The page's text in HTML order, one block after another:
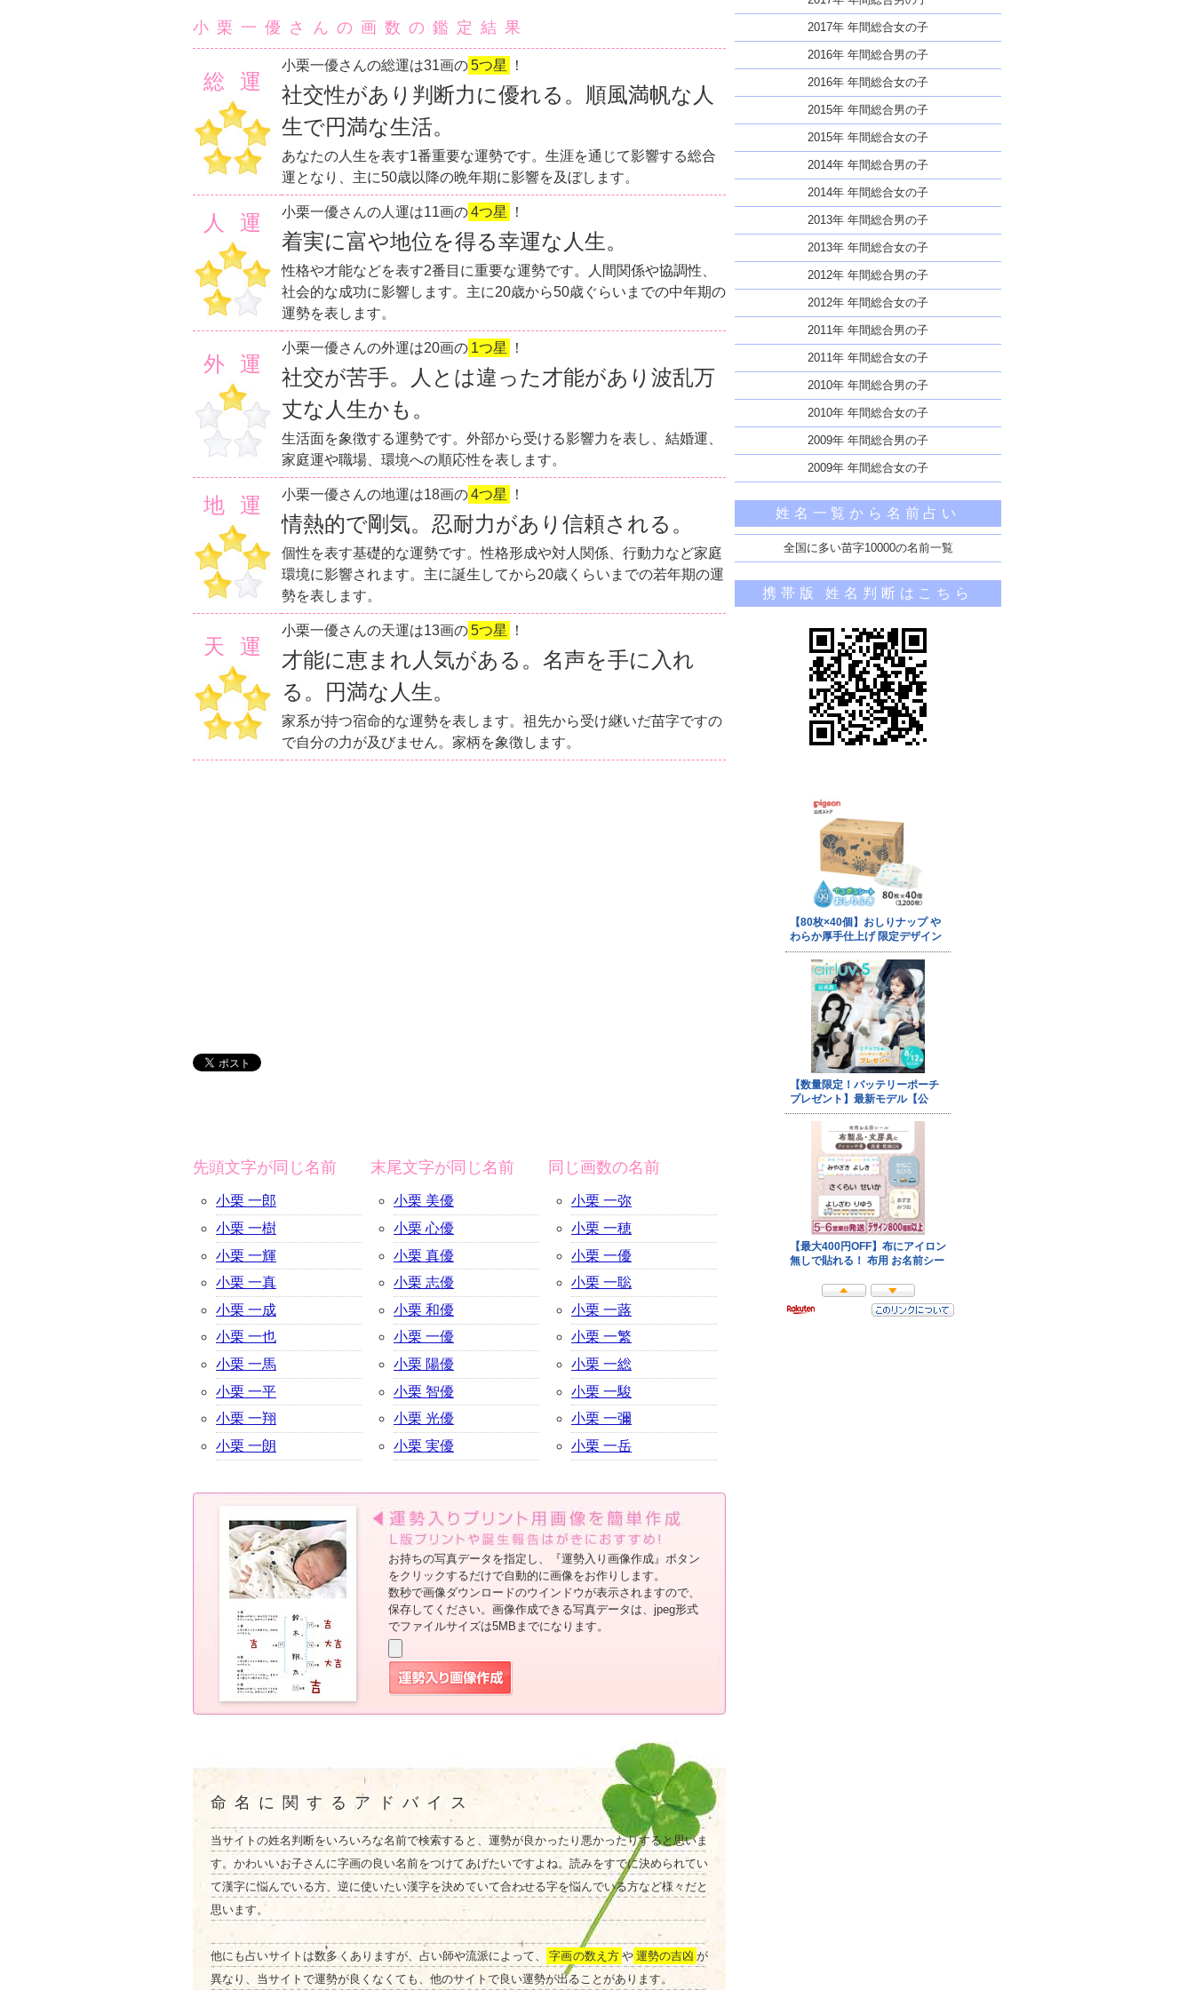
小栗一優さんの画数の鑑定結果
総運
小栗一優さんの総運は31画の5つ星 ！
社交性があり判断力に優れる。順風満帆な人
生で円満な生活。
あなたの人生を表す1番重要な運勢です。生涯を通じて影響する総合
運となり、主に50歳以降の晩年期に影響を及ぼします。
人運 小栗一優さんの人運は11画の4つ星 ！
着実に富や地位を得る幸運な人生。
性格や才能などを表す2番目に重要な運勢です。人間関係や協調性、
社会的な成功に影響します。主に20歳から50歳ぐらいまでの中年期の
運勢を表します。
外運
小栗一優さんの外運は20画の 1つ星 ！
社交が苦手。人とは違った才能があり波乱万
丈な人生かも。
生活面を象徴する運勢です。外部から受ける影響力を表し、結婚運、
家庭運や職場、環境への順応性を表します。
地運 小栗一優さんの地運は18画の4つ星 ！
情熱的で剛気。忍耐力があり信頼される。
個性を表す基礎的な運勢です。性格形成や対人関係、行動力など家庭
環境に影響されます。主に誕生してから20歳くらいまでの若年期の運
勢を表します。
天運
小栗一優さんの天運は13画の5つ星 ！
才能に恵まれ人気がある。名声を手に入れ
る。円満な人生。
家系が持つ宿命的な運勢を表します。祖先から受け継いだ苗字ですの
で自分の力が及びません。家柄を象徴します。
先頭文字が同じ名前
小栗 一郎
小栗 一樹
小栗 一輝
小栗 一真
小栗 一成
小栗 一也
小栗 一馬
小栗 一平
小栗 一翔
小栗 一朗
末尾文字が同じ名前
小栗 美優
小栗 心優
小栗 真優
小栗 志優
小栗 和優
小栗 一優
小栗 陽優
小栗 智優
小栗 光優
小栗 実優
同じ画数の名前
小栗 一弥
小栗 一穂
小栗 一優
小栗 一聡
小栗 一蕗
小栗 一繁
小栗 一総
小栗 一駿
小栗 一彌
小栗 一岳
お持ちの写真データを指定し、『運勢入り画像作成』ボタン
をクリックするだけで自動的に画像をお作りします。
数秒で画像ダウンロードのウインドウが表示されますので、
保存してください。画像作成できる写真データは、jpeg形式
でファイルサイズは5MBまでになります。
命名に関するアドバイス
当サイトの姓名判断をいろいろな名前で検索すると、運勢が良かったり悪かったりすると思いま
す。かわいいお子さんに字画の良い名前をつけてあげたいですよね。読みをすでに決められてい
て漢字に悩んでいる方、逆に使いたい漢字を決めていて合わせる字を悩んでいる方など様々だと
思います。
他にも占いサイトは数多くありますが、占い師や流派によって、 字画の数え方 や 運勢の吉凶 が
異なり、当サイトで運勢が良くなくても、他のサイトで良い運勢が出ることがあります。
2017年 年間総合女の子
2016年 年間総合男の子
2016年 年間総合女の子
2015年 年間総合男の子
2015年 年間総合女の子
2014年 年間総合男の子
2014年 年間総合女の子
2013年 年間総合男の子
2013年 年間総合女の子
2012年 年間総合男の子
2012年 年間総合女の子
2011年 年間総合男の子
2011年 年間総合女の子
2010年 年間総合男の子
2010年 年間総合女の子
2009年 年間総合男の子
2009年 年間総合女の子
姓名一覧から名前占い
全国に多い苗字10000の名前一覧
携帯版 姓名判断はこちら